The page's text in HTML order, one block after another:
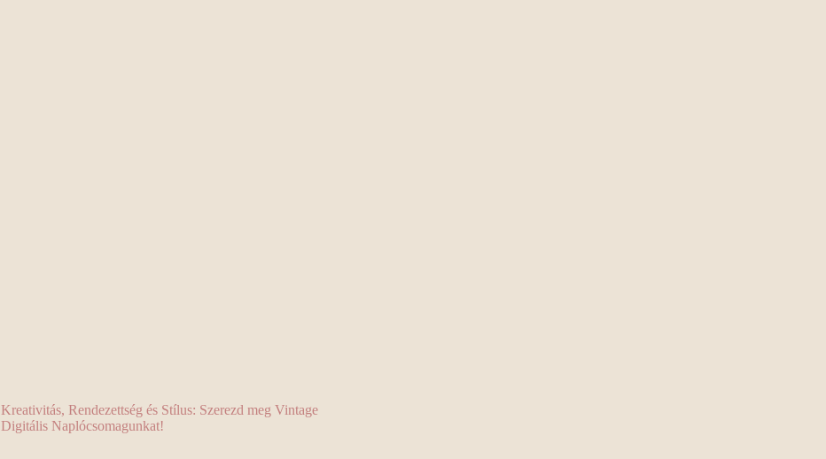
Kreativitás, Rendezettség és Stílus: Szerezd meg Vintage
Digitális Naplócsomagunkat!